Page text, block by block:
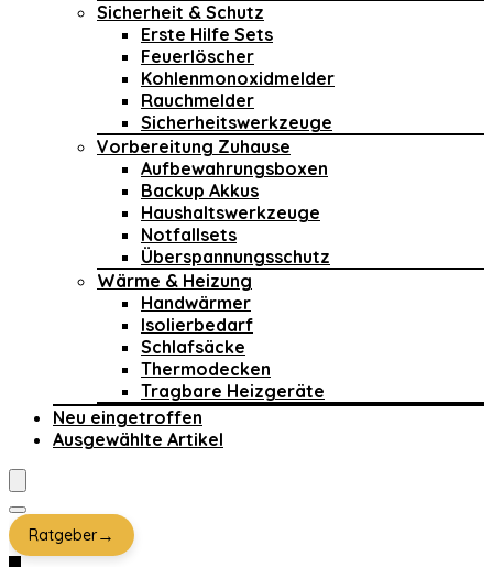
Sicherheit & Schutz
Erste Hilfe Sets
Feuerlöscher
Kohlenmonoxidmelder
Rauchmelder
Sicherheitswerkzeuge
Vorbereitung Zuhause
Aufbewahrungsboxen
Backup Akkus
Haushaltswerkzeuge
Notfallsets
Überspannungsschutz
Wärme & Heizung
Handwärmer
Isolierbedarf
Schlafsäcke
Thermodecken
Tragbare Heizgeräte
Neu eingetroffen
Ausgewählte Artikel
Ratgeber→